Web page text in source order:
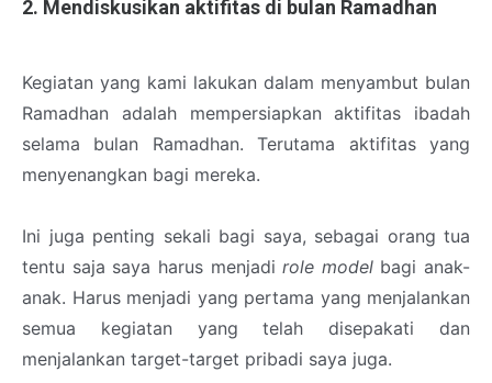
2. Mendiskusikan aktifitas di bulan Ramadhan
Kegiatan yang kami lakukan dalam menyambut bulan
Ramadhan adalah mempersiapkan aktifitas ibadah
selama bulan Ramadhan. Terutama aktifitas yang
menyenangkan bagi mereka.
Ini juga penting sekali bagi saya, sebagai orang tua
tentu saja saya harus menjadirole modelbagi anak-
anak. Harus menjadi yang pertama yang menjalankan
semua kegiatan yang telah disepakati dan
menjalankan target-target pribadi saya juga.